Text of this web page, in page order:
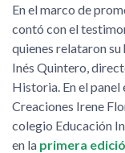
En el marco de
contó con el
quienes relataron
Inés Quintero,
Historia. En el
Creaciones Irene
colegio Educación
en la primera